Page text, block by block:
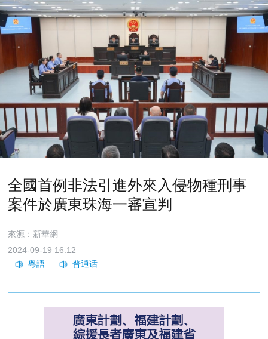
全國首例非法引進外來入侵物種刑事
案件於廣東珠海一審宣判
來源：新華網
2024-09-19 16:12